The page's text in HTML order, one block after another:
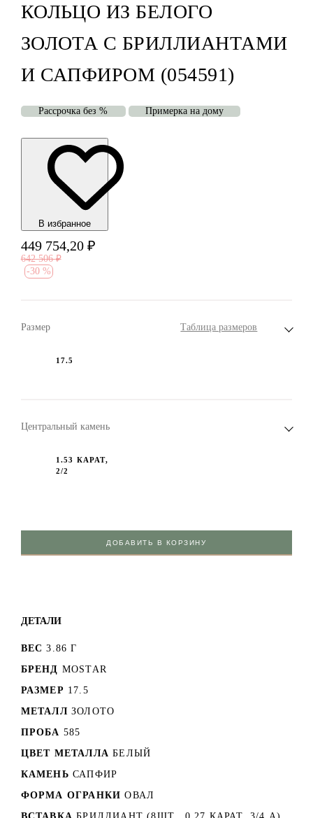
КОЛЬЦО ИЗ БЕЛОГО
ЗОЛОТА С БРИЛЛИАНТАМИ
И САПФИРОМ (054591)
Рассрочка без % Примерка на дому
В избранноe
449 754,20 ₽
642 506 ₽
-30 %
Размер Таблица размеров
17.5
Центральный камень
1.53 КАРАТ,
2/2
ДОБАВИТЬ В КОРЗИНУ
ДЕТАЛИ
ВЕС 3.86 Г
БРЕНД MOSTAR
РАЗМЕР 17.5
МЕТАЛЛ ЗОЛОТО
ПРОБА 585
ЦВЕТ МЕТАЛЛА БЕЛЫЙ
КАМЕНЬ САПФИР
ФОРМА ОГРАНКИ ОВАЛ